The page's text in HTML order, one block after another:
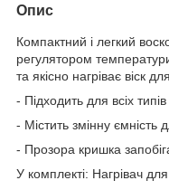
Опис
Компактний і легкий
регулятором
та якісно нагріває віск
- Підходить для всіх типів
- Містить змінну ємність
- Прозора кришка
У комплекті: Нагрівач